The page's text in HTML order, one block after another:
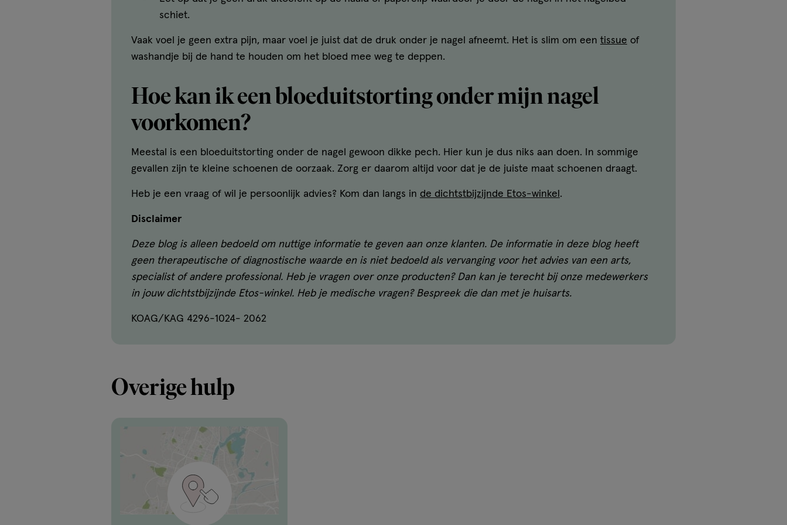
schiet.
Vaak voel je geen extra pijn, maar voel je juist dat de druk onder je nagel afneemt. Het is slim om een tissue of
washandje bij de hand te houden om het bloed mee weg te deppen.
Hoe kan ik een bloeduitstorting onder mijn nagel
voorkomen?
Meestal is een bloeduitstorting onder de nagel gewoon dikke pech. Hier kun je dus niks aan doen. In sommige
gevallen zijn te kleine schoenen de oorzaak. Zorg er daarom altijd voor dat je de juiste maat schoenen draagt.
Heb je een vraag of wil je persoonlijk advies? Kom dan langs in de dichtstbijzijnde Etos-winkel .
Disclaimer
Deze blog is alleen bedoeld om nuttige informatie te geven aan onze klanten. De informatie in deze blog heeft
geen therapeutische of diagnostische waarde en is niet bedoeld als vervanging voor het advies van een arts,
specialist of andere professional. Heb je vragen over onze producten? Dan kan je terecht bij onze medewerkers
in jouw dichtstbijzijnde Etos-winkel. Heb je medische vragen? Bespreek die dan met je huisarts.
KOAG/KAG 4296-1024- 2062
Overige hulp